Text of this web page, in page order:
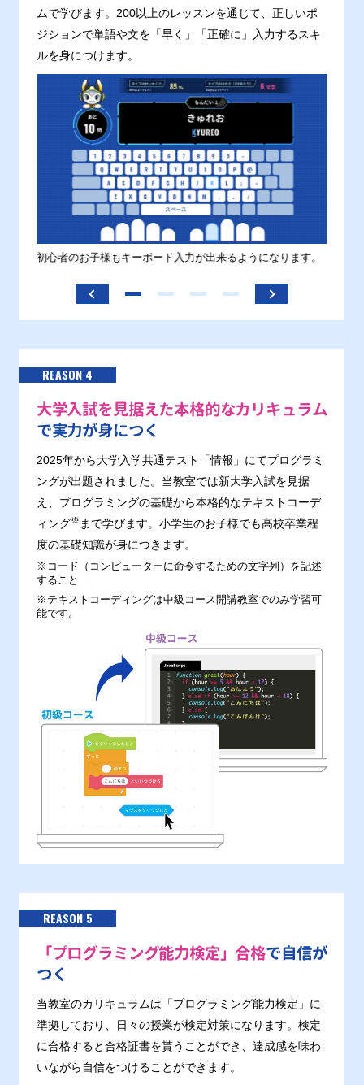
ムで学びます。200以上のレッスンを通じて、正しいポ
ジションで単語や文を「早く」「正確に」入力するスキ
ルを身につけます。
初心者のお子様もキーボード入力が出来るようになります。
REASON 4
大学入試を見据えた本格的なカリキュラム
で実力が身につく
2025年から大学入学共通テスト「情報」にてプログラミ
ングが出題されました。当教室では新大学入試を見据
え、プログラミングの基礎から本格的なテキストコーデ
ィング※ まで学びます。小学生のお子様でも高校卒業程
度の基礎知識が身につきます。
※コード（コンピューターに命令するための文字列）を記述
すること
※テキストコーディングは中級コース開講教室でのみ学習可
能です。
REASON 5
「プログラミング能力検定」合格で自信が
つく
当教室のカリキュラムは「プログラミング能力検定」に
準拠しており、日々の授業が検定対策になります。検定
に合格すると合格証書を貰うことができ、達成感を味わ
いながら自信をつけることができます。